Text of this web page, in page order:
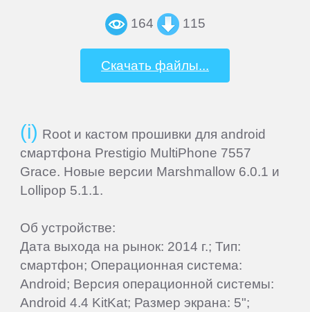
164 115
Скачать файлы...
Root и кастом прошивки для android
смартфона Prestigio MultiPhone 7557
Grace. Новые версии Marshmallow 6.0.1 и
Lollipop 5.1.1.
Об устройстве:
Дата выхода на рынок: 2014 г.; Тип:
смартфон; Операционная система:
Android; Версия операционной системы:
Android 4.4 KitKat; Размер экрана: 5";
Lenovo
Letv
Mann
MEIZU